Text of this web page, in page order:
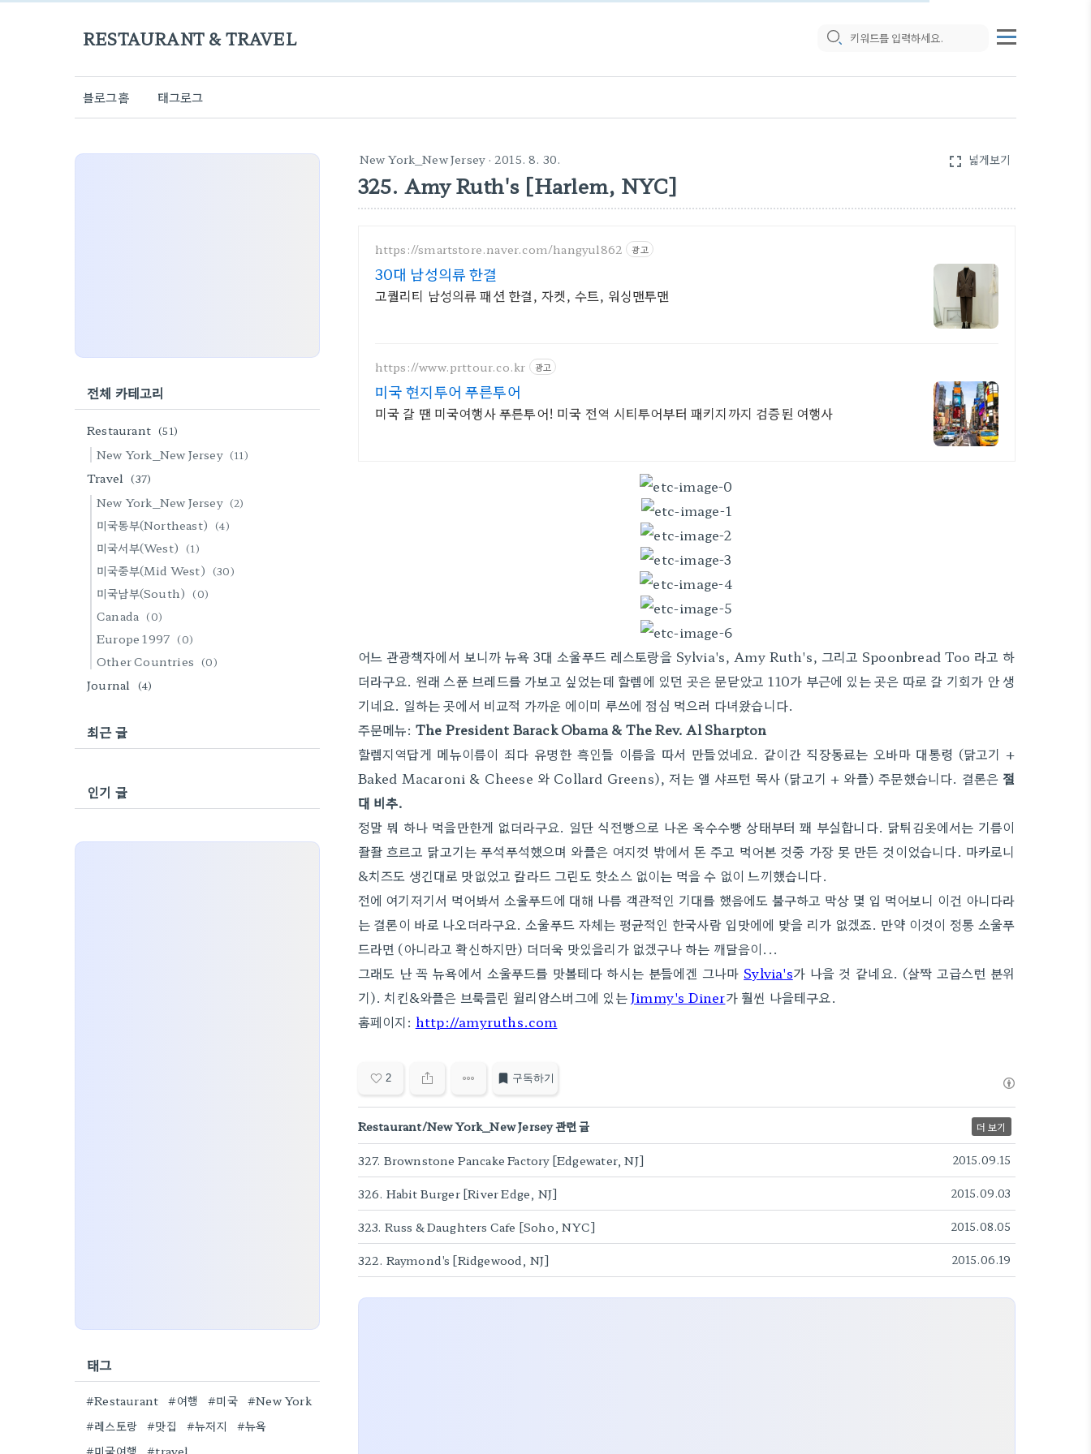
RESTAURANT & TRAVEL
블로그홈 태그로그
New York_New Jersey· 2015. 8. 30. fullscreen 넓게보기
325. Amy Ruth's [Harlem, NYC]
https://smartstore.naver.com/hangyul862 광고
30대 남성의류 한결
고퀄리티 남성의류 패션 한결, 자켓, 수트, 워싱맨투맨
https://www.prttour.co.kr 광고
미국 현지투어 푸른투어
미국 갈 땐 미국여행사 푸른투어! 미국 전역 시티투어부터 패키지까지 검증된 여행사
어느 관광책자에서 보니까 뉴욕 3대 소울푸드 레스토랑을 Sylvia's, Amy Ruth's, 그리고 Spoonbread Too 라고 하
더라구요. 원래 스푼 브레드를 가보고 싶었는데 할렘에 있던 곳은 문닫았고 110가 부근에 있는 곳은 따로 갈 기회가 안 생
기네요. 일하는 곳에서 비교적 가까운 에이미 루쓰에 점심 먹으러 다녀왔습니다.
주문메뉴: The President Barack Obama & The Rev. Al Sharpton
할렘지역답게 메뉴이름이 죄다 유명한 흑인들 이름을 따서 만들었네요. 같이간 직장동료는 오바마 대통령 (닭고기 +
Baked Macaroni & Cheese 와 Collard Greens), 저는 앨 샤프턴 목사 (닭고기 + 와플) 주문했습니다. 결론은 절
대 비추.
정말 뭐 하나 먹을만한게 없더라구요. 일단 식전빵으로 나온 옥수수빵 상태부터 꽤 부실합니다. 닭튀김옷에서는 기름이
좔좔 흐르고 닭고기는 푸석푸석했으며 와플은 여지껏 밖에서 돈 주고 먹어본 것중 가장 못 만든 것이었습니다. 마카로니
&치즈도 생긴대로 맛없었고 칼라드 그린도 핫소스 없이는 먹을 수 없이 느끼했습니다.
전에 여기저기서 먹어봐서 소울푸드에 대해 나름 객관적인 기대를 했음에도 불구하고 막상 몇 입 먹어보니 이건 아니다라
는 결론이 바로 나오더라구요. 소울푸드 자체는 평균적인 한국사람 입맛에에 맞을 리가 없겠죠. 만약 이것이 정통 소울푸
드라면 (아니라고 확신하지만) 더더욱 맛있을리가 없겠구나 하는 깨달음이...
그래도 난 꼭 뉴욕에서 소울푸드를 맛볼테다 하시는 분들에겐 그나마 Sylvia's가 나을 것 같네요. (살짝 고급스런 분위
기). 치킨&와플은 브룩클린 윌리암스버그에 있는Jimmy's Diner가 훨씬 나을테구요.
홈페이지: http://amyruths.com
2 구독하기
Restaurant/New York_New Jersey 관련 글 더 보기
327. Brownstone Pancake Factory [Edgewater, NJ] 2015.09.15
326. Habit Burger [River Edge, NJ] 2015.09.03
323. Russ & Daughters Cafe [Soho, NYC] 2015.08.05
322. Raymond's [Ridgewood, NJ] 2015.06.19
전체 카테고리
Restaurant (51)
New York_New Jersey (11)
Travel (37)
New York_New Jersey (2)
미국동부(Northeast) (4)
미국서부(West) (1)
미국중부(Mid West) (30)
미국남부(South) (0)
Canada (0)
Europe 1997 (0)
Other Countries (0)
Journal (4)
최근 글
인기 글
태그
#Restaurant #여행 #미국
#New York
#레스토랑
#맛집 #뉴저지
#뉴욕
#미국여행
#travel